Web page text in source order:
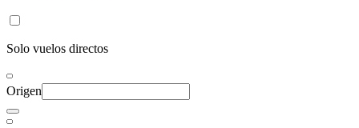
Solo vuelos directos
Origen